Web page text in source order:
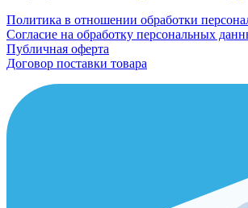
Политика в отношении обработки
Согласие на обработку персональных
Публичная оферта
Договор поставки товара